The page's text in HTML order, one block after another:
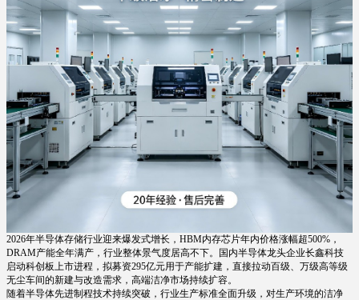
2026年半导体存储行业迎来爆发式增长，HBM内存芯片年内价格涨幅超500%，
DRAM产能全年满产，行业整体景气度居高不下。国内半导体龙头企业长鑫科技
启动科创板上市进程，拟募资295亿元用于产能扩建，直接拉动百级、万级高等级
无尘车间的新建与改造需求，高端洁净市场持续扩容。
随着半导体先进制程技术持续突破，行业生产标准全面升级，对生产环境的洁净